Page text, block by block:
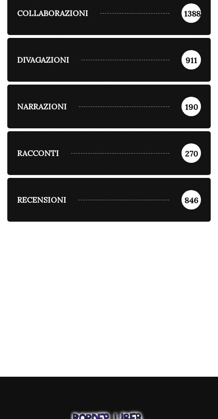
COLLABORAZIONI 1388
DIVAGAZIONI 911
NARRAZIONI 190
RACCONTI 270
RECENSIONI 846